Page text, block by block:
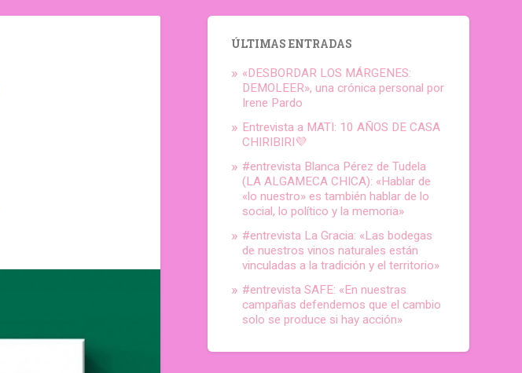
ÚLTIMAS ENTRADAS
«DESBORDAR LOS MÁRGENES:
DEMOLEER», una crónica personal por
Irene Pardo
Entrevista a MATI: 10 AÑOS DE CASA
CHIRIBIRI💜
#entrevista Blanca Pérez de Tudela
(LA ALGAMECA CHICA): «Hablar de
«lo nuestro» es también hablar de lo
social, lo político y la memoria»
#entrevista La Gracia: «Las bodegas
de nuestros vinos naturales están
vinculadas a la tradición y el territorio»
#entrevista SAFE: «En nuestras
campañas defendemos que el cambio
solo se produce si hay acción»